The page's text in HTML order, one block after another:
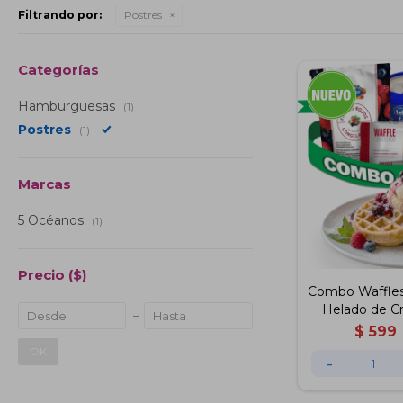
Filtrando por: Postres
Combo
Helado de
Frutos
$ 599
-
Categorías
Hamburguesas (1)
Postres (1)
Marcas
5 Océanos (1)
Precio ($)